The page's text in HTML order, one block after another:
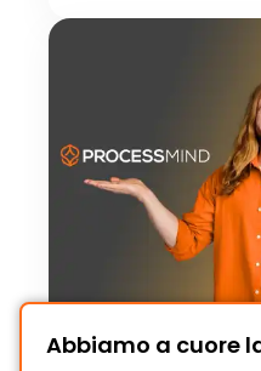
Abbiamo a cuore